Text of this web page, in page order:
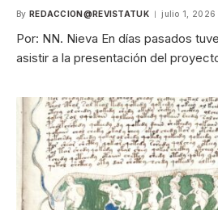
By REDACCION@REVISTATUK julio 1, 2026
Por: NN. Nieva En días pasados
asistir a la presentación del